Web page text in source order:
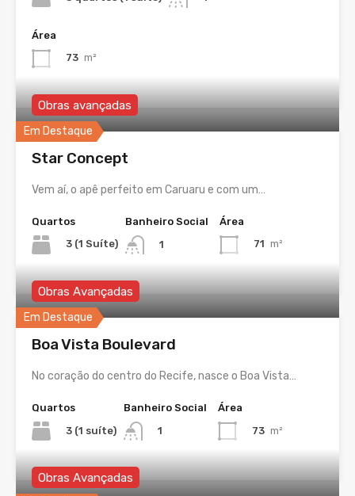
Área
73 m²
Em Destaque
Obras avançadas
Star Concept
Vem aí, o apê perfeito em Caruaru e com um…
Quartos
3 (1 Suíte)
Banheiro Social
1
Área
71 m²
Em Destaque
Obras Avançadas
Boa Vista Boulevard
No coração do centro do Recife, nasce o Boa Vista…
Quartos
3 (1 suíte)
Banheiro Social
1
Área
73 m²
Obras Avançadas